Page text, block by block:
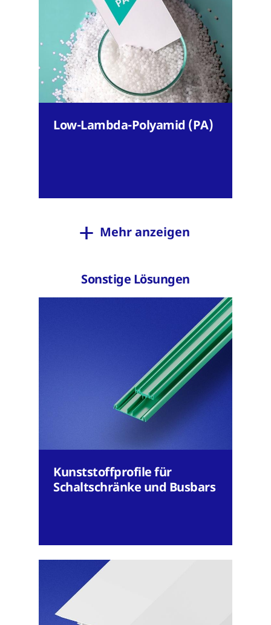
Low-Lambda-Polyamid (PA)
Mehr anzeigen
Sonstige Lösungen
Kunststoffprofile für
Schaltschränke und Busbars